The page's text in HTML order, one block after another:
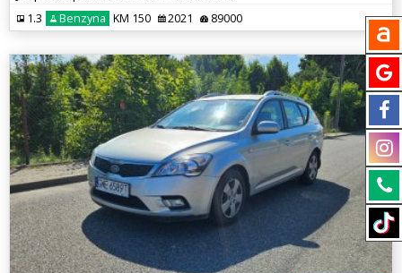
1.3 Benzyna KM 150 2021 89000